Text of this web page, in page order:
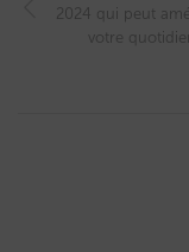
2024 qui peut
votre